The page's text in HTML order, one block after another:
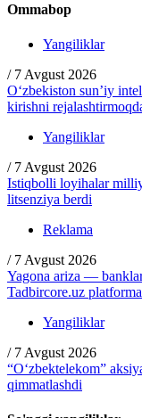
Ommabop
Yangiliklar
/ 7 Avgust 2026
O‘zbekiston sun’iy
kirishni
Yangiliklar
/ 7 Avgust 2026
Istiqbolli loyihalar
litsenziya berdi
Reklama
/ 7 Avgust 2026
Yagona ariza —
Tadbircore.uz
Yangiliklar
/ 7 Avgust 2026
“O‘zbektelekom”
qimmatlashdi